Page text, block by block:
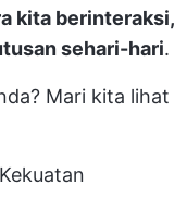
kita berinteraksi,
sehari-hari.
Mari kita lihat